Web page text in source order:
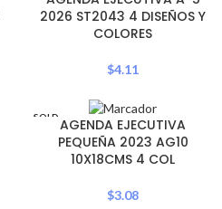
2026 ST2043 4 DISEÑOS Y
COLORES
$4.11
SOLDAGENDA EJECUTIVA
PEQUEÑA 2023 AG10
10X18CMS 4 COL
$3.08